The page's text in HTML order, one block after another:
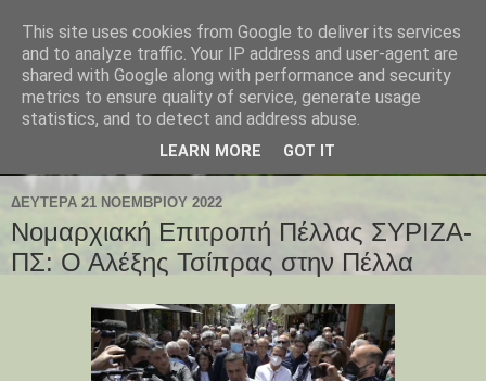
ΔΕΥΤΈΡΑ 21 ΝΟΕΜΒΡΊΟΥ 2022
Νομαρχιακή Επιτροπή Πέλλας ΣΥΡΙΖΑ-
ΠΣ: Ο Αλέξης Τσίπρας στην Πέλλα
This site uses cookies from Google to deliver its services
and to analyze traffic. Your IP address and user-agent are
shared with Google along with performance and security
metrics to ensure quality of service, generate usage
statistics, and to detect and address abuse.
LEARN MORE GOT IT